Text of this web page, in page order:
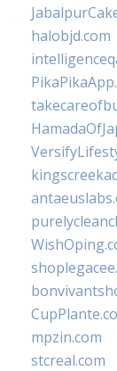
halobjd.com
mpzin.com
stcreal.com